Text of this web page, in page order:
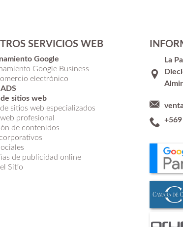
SERVICIOS WEB
Google
Google Business
electrónico
de sitios web
sitios web especializados
profesional
de contenidos
de publicidad online
Sitio
La